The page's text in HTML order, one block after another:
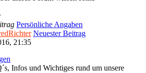
Persönliche Angaben
Neuester Beitrag
21:35
Infos und Wichtiges rund um unsere